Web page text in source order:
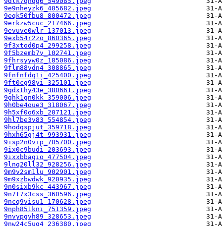
9e9nheyzk6_405682.jpeg
9eqk50fbu8_800472.jpeg
9erkzw5cuc_217466.jpeg
9evuve0wlr_137013.jpeg
9exb54r2zo_860365.jpeg
9f3xtod0p4_299258.jpeg
9f5bzemb7v_102741.jpeg
9fhrsyyw0z_185086.jpeg
9flm88vdn4_308865.jpeg
9fnfnfdq1i_425400.jpeg
9ft0cg98yi_325101.jpeg
9gdxthy43e_380661.jpeg
9ghk1gn0kk_359006.jpeg
9h0be4oue3_318067.jpeg
9h5xf0o6xb_207121.jpeg
9hl7be3v83_554854.jpeg
9hodqspjut_359718.jpeg
9hxh65gj4t_993931.jpeg
9isp2n0vip_705700.jpeg
9ix0c9budi_203693.jpeg
9ixxbbagio_477504.jpeg
9lnq20ll32_928256.jpeg
9m9v2sm1lu_902901.jpeg
9m9xzbwdwk_920935.jpeg
9n0sixb9kc_443967.jpeg
9n7t7x3css_360596.jpeg
9ncq9visu1_170628.jpeg
9nph851kni_751359.jpeg
9nvypgvh89_328653.jpeg
9nw24c5uq4_236380.jpeg